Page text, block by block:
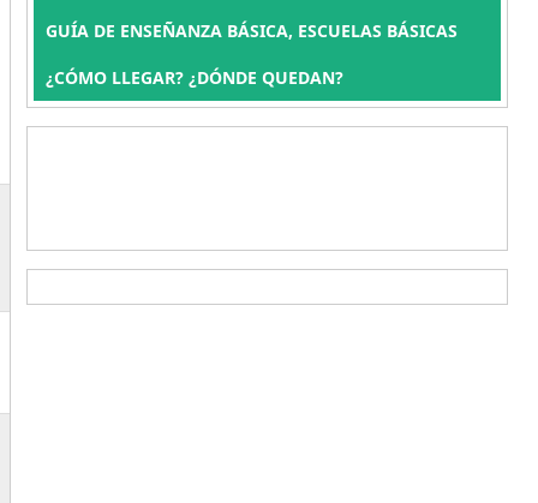
GUÍA DE ENSEÑANZA BÁSICA, ESCUELAS BÁSICAS
¿CÓMO LLEGAR? ¿DÓNDE QUEDAN?